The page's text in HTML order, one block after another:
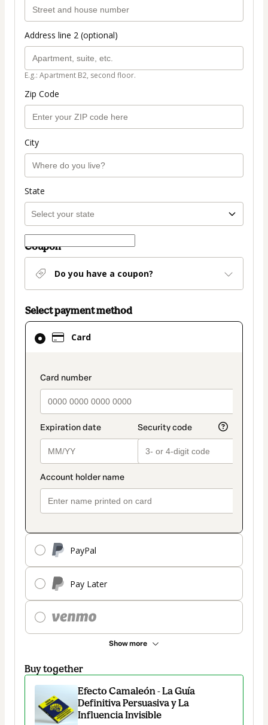
Address line 2 (optional)
E.g.: Apartment B2, second floor.
Zip Code
City
State
Coupon
Do you have a coupon?
Select payment method
Card
payment_data.section_title_v2
PayPal
Pay Later
Show more
Card
selected
method
Buy together
Efecto Camaleón - La Guía
Definitiva Persuasiva y La
Influencia Invisible